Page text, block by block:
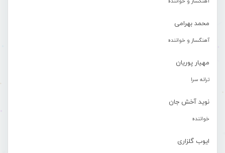
محمد بهرامی
آهنگساز و خواننده
مهیار پوریان
ترانه سرا
نوید آخش جان
خواننده
ایوب گلزاری